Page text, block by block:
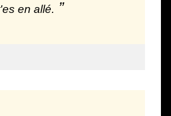
en allé.